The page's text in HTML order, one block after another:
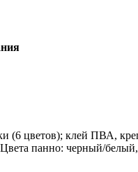
(6 цветов); клей ПВА,
панно: черный/